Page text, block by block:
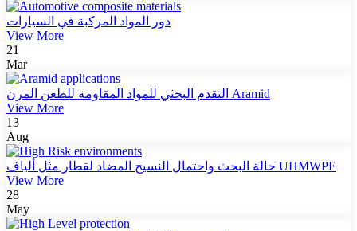
دور المواد المركبة في السيارات
View More
21
Mar
التقدم البحثي للمواد المقاومة للطعن المرن Aramid
View More
13
Aug
حالة البحث واحتمال النسيج المضاد لقطار مثل ألياف UHMWPE
View More
28
May